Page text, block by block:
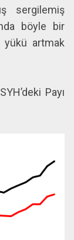
sergilemiş
böyle bir
yükü artmak
Payı